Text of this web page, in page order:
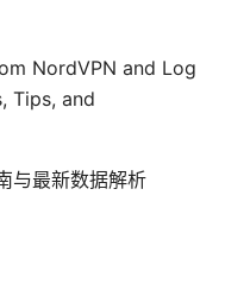
NordVPN and Log
Tips, and
与最新数据解析